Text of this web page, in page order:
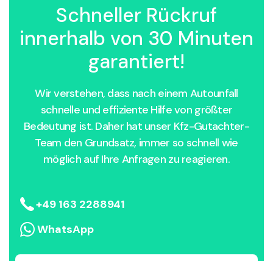
Schneller Rückruf
innerhalb von 30 Minuten
garantiert!
Wir verstehen, dass nach einem Autounfall
schnelle und effiziente Hilfe von größter
Bedeutung ist. Daher hat unser Kfz-Gutachter-
Team den Grundsatz, immer so schnell wie
möglich auf Ihre Anfragen zu reagieren.
+49 163 2288941
WhatsApp